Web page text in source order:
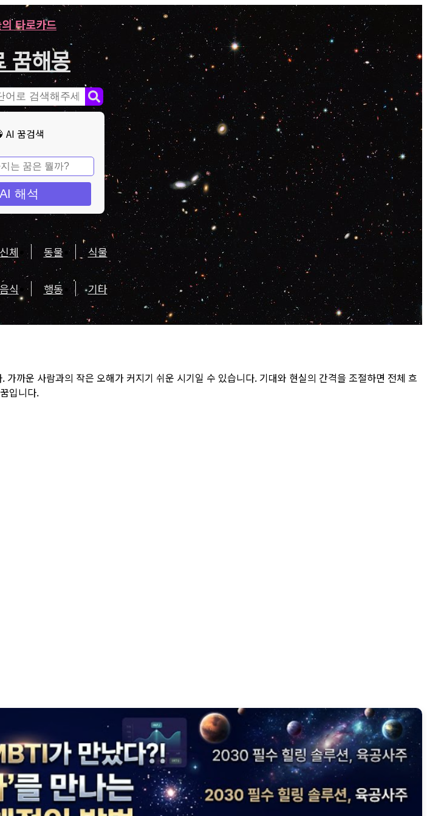
타로카드
꿈해몽
AI 꿈검색
AI 해석
신체 동물 식물
음식 행동 기타
까운 사람과의 작은 오해가 커지기 쉬운 시기일 수 있습니다. 기대와 현실의 간격을 조절하면 전체 흐
입니다.